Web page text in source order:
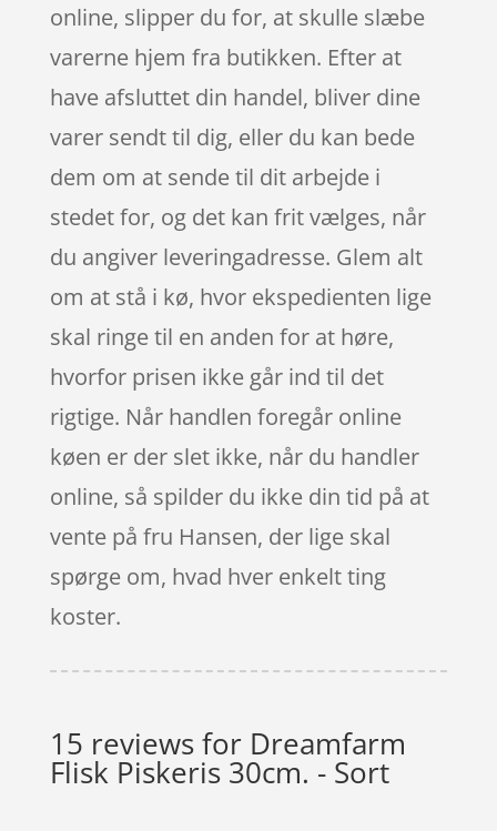
online, slipper du for, at skulle slæbe
varerne hjem fra butikken. Efter at
have afsluttet din handel, bliver dine
varer sendt til dig, eller du kan bede
dem om at sende til dit arbejde i
stedet for, og det kan frit vælges, når
du angiver leveringadresse. Glem alt
om at stå i kø, hvor ekspedienten lige
skal ringe til en anden for at høre,
hvorfor prisen ikke går ind til det
rigtige. Når handlen foregår online
køen er der slet ikke, når du handler
online, så spilder du ikke din tid på at
vente på fru Hansen, der lige skal
spørge om, hvad hver enkelt ting
koster.
15 reviews for Dreamfarm
Flisk Piskeris 30cm. - Sort